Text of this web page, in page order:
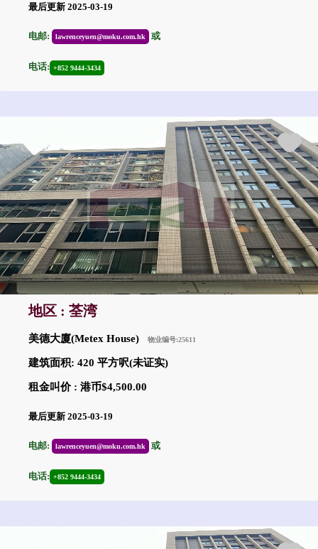
最后更新 2025-03-19
电邮: lawrenceyuen@moku.com.hk 或
电话: +852 9444-3434
地区 : 荃湾
美德大廈(Metex House) 物业编号:25611
建筑面积: 420 平方呎(未证实)
租金叫价 : 港币$4,500.00
最后更新 2025-03-19
电邮: lawrenceyuen@moku.com.hk 或
电话: +852 9444-3434